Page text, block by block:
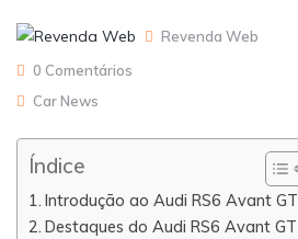
Revenda Web
0 Comentários
Car News
Índice
Introdução ao Audi RS6 Avant GT
Destaques do Audi RS6 Avant GT